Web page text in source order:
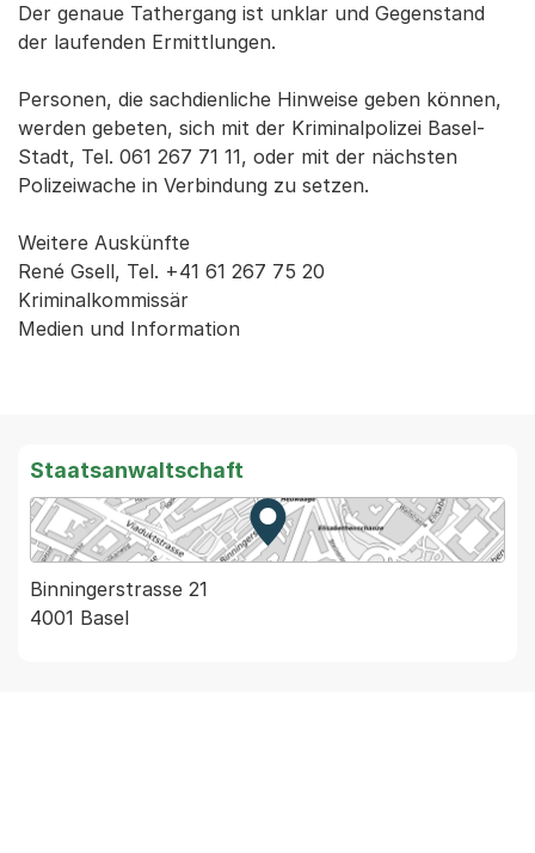
Der genaue Tathergang ist unklar und Gegenstand
der laufenden Ermittlungen.
Personen, die sachdienliche Hinweise geben können,
werden gebeten, sich mit der Kriminalpolizei Basel-
Stadt, Tel. 061 267 71 11, oder mit der nächsten
Polizeiwache in Verbindung zu setzen.
Weitere Auskünfte
René Gsell, Tel. +41 61 267 75 20
Kriminalkommissär
Medien und Information
Staatsanwaltschaft
Zur Karte von MapBS.
Externer Link, wird in einem
Binningerstrasse 21
4001 Basel